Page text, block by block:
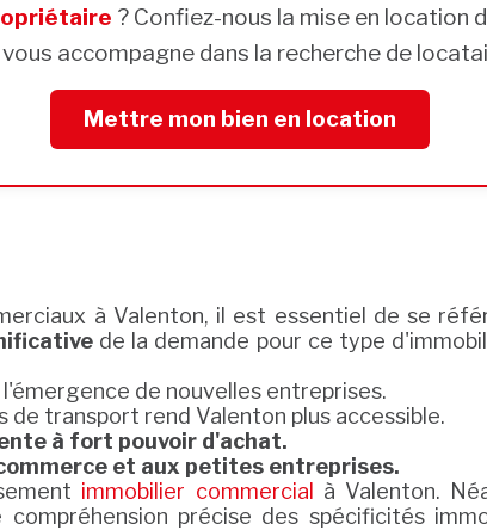
? Confiez-nous la mise en location
accompagne dans la recherche de
Mettre mon bien en location
à Valenton, il est essentiel de se
de la demande pour ce type
de nouvelles entreprises.
transport rend Valenton plus accessible.
à fort pouvoir d'achat.
et aux petites entreprises.
immobilier commercial
à Valenton.
précise des spécificités